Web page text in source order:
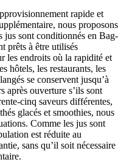
rapide et
nous proposons
jus sont conditionnés en Bag-
prêts à être utilisés
les endroits où la rapidité et
hôtels, les restaurants, les
se conservent jusqu’à
après ouverture s’ils sont
cinq saveurs différentes,
glacés et smoothies, nous
Comme les jus sont
est réduite au
sans qu’il soit nécessaire